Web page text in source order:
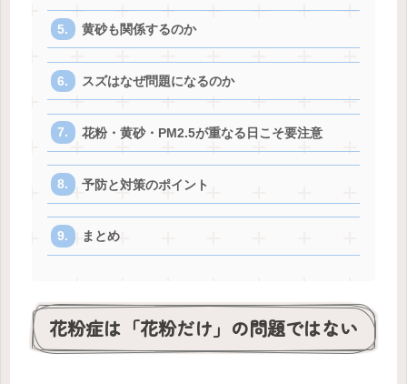
黄砂も関係するのか
スズはなぜ問題になるのか
花粉・黄砂・PM2.5が重なる日こそ要注意
予防と対策のポイント
まとめ
花粉症は「花粉だけ」の問題ではない